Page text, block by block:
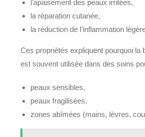
l’apaisement des peaux irritées,
la réparation cutanée,
la réduction de l’inflammation
Ces propriétés expliquent pourquoi la
est souvent utilisée dans des soins
peaux sensibles,
peaux fragilisées,
zones abîmées (mains, lèvres,